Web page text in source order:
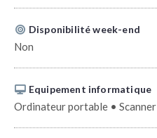
Disponibilité week-end
Non
Equipement informatique
Ordinateur portable • Scanner